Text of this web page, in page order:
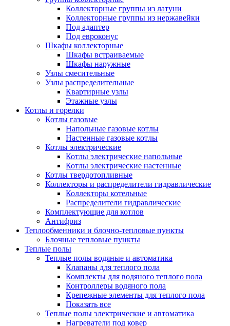
Коллекторные группы из латуни
Коллекторные группы из нержавейки
Под адаптер
Под евроконус
Шкафы коллекторные
Шкафы встраиваемые
Шкафы наружные
Узлы смесительные
Узлы распределительные
Квартирные узлы
Этажные узлы
Котлы и горелки
Котлы газовые
Напольные газовые котлы
Настенные газовые котлы
Котлы электрические
Котлы электрические напольные
Котлы электрические настенные
Котлы твердотопливные
Коллекторы и распределители гидравлические
Коллекторы котельные
Распределители гидравлические
Комплектующие для котлов
Антифриз
Теплообменники и блочно-тепловые пункты
Блочные тепловые пункты
Теплые полы
Теплые полы водяные и автоматика
Клапаны для теплого пола
Комплекты для водяного теплого пола
Контроллеры водяного пола
Крепежные элементы для теплого пола
Показать все
Теплые полы электрические и автоматика
Нагреватели под ковер